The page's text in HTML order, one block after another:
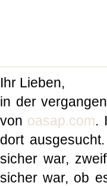
Ihr Lieben,
in der
von oasap.com.
dort
sicher war,
sicher war, ob